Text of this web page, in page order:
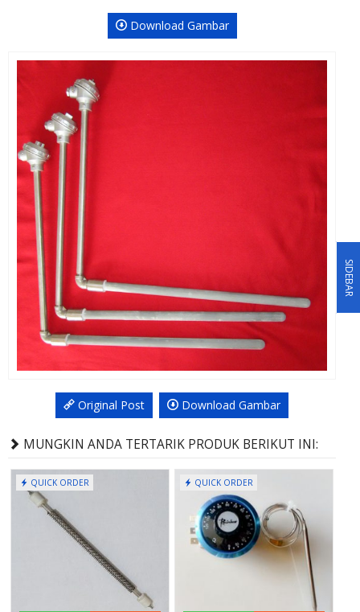
Download Gambar
Original Post Download Gambar
MUNGKIN ANDA TERTARIK PRODUK BERIKUT INI:
QUICK ORDER QUICK ORDER
SIDEBAR